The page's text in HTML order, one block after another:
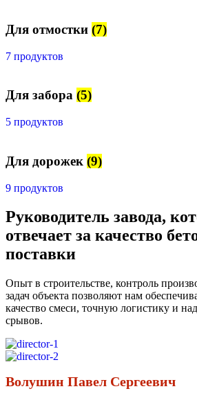
Для отмостки (7)
7 продуктов
Для забора (5)
5 продуктов
Для дорожек (9)
9 продуктов
Руководитель завода,
отвечает за качество
поставки
Опыт в строительстве, контроль
задач объекта позволяют нам
качество смеси, точную логистику и
срывов.
Волушин Павел Сергеевич